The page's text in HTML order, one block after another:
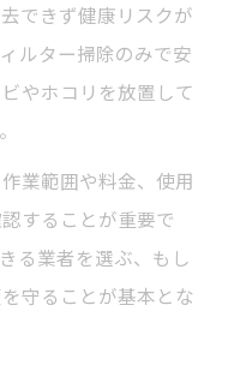
できず健康リスクが
ルター掃除のみで安
やホコリを放置して
業範囲や料金、使用
することが重要で
る業者を選ぶ、もし
守ることが基本とな